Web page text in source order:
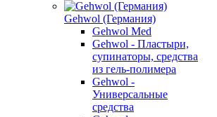
Gehwol (Германия)
Gehwol Med
Gehwol - Пластыри,
супинаторы, средства
из гель-полимера
Gehwol -
Универсальные
средства